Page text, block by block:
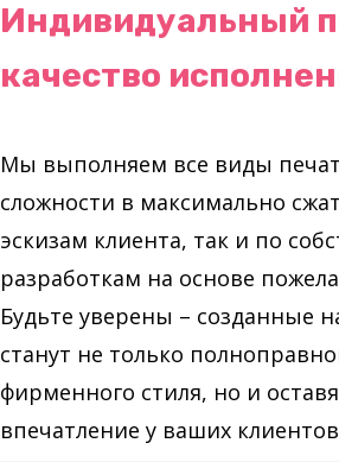
Индивидуальный
качество
Мы выполняем все виды
сложности в максимально
эскизам клиента, так и по
разработкам на основе
Будьте уверены – созданные
станут не только
фирменного стиля, но и
впечатление у ваших